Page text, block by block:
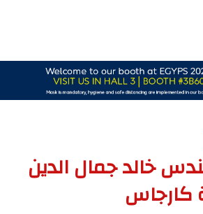
خالد جمال الدين
كارجاس